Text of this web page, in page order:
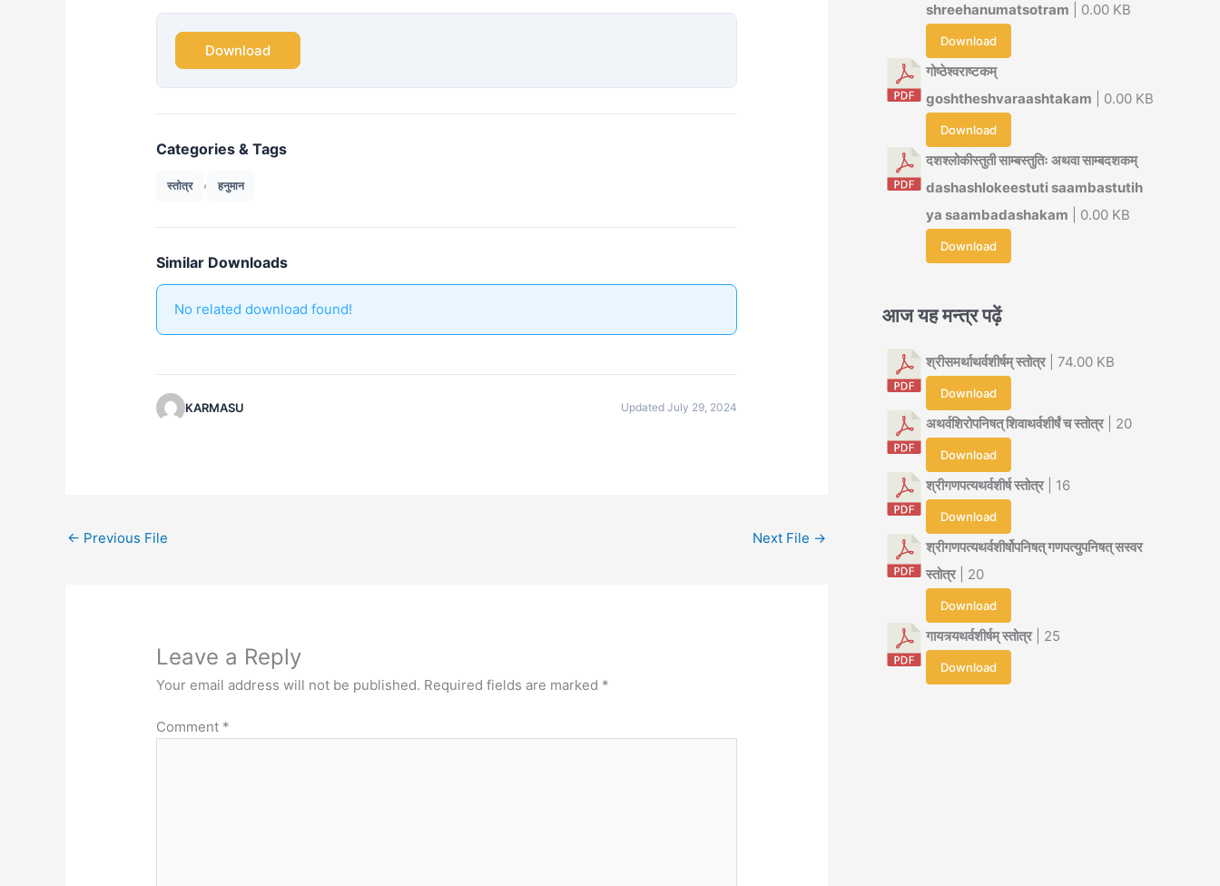
Download
Categories & Tags
स्तोत्र , हनुमान
Similar Downloads
No related download found!
KARMASU Updated July 29, 2024
← Previous File Next File →
Leave a Reply
Your email address will not be published. Required fields are marked *
Comment *
shreehanumatsotram | 0.00 KB
Download
गोष्ठेश्वराष्टकम्
goshtheshvaraashtakam | 0.00 KB
Download
दशश्लोकीस्तुती साम्बस्तुतिः अथवा साम्बदशकम्
dashashlokeestuti saambastutih
ya saambadashakam | 0.00 KB
Download
आज यह मन्त्र पढ़ें
श्रीसमर्थाथर्वशीर्षम् स्तोत्र| 74.00 KB
Download
अथर्वशिरोपनिषत् शिवाथर्वशीर्षं च स्तोत्र| 20
Download
श्रीगणपत्यथर्वशीर्ष स्तोत्र| 16
Download
श्रीगणपत्यथर्वशीर्षोपनिषत् गणपत्युपनिषत् सस्वर
स्तोत्र| 20
Download
गायत्र्यथर्वशीर्षम् स्तोत्र| 25
Download